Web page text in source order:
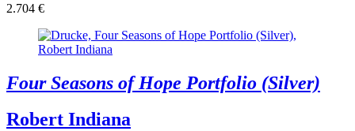
2.704 €
Four Seasons of Hope Portfolio (Silver)
Robert Indiana